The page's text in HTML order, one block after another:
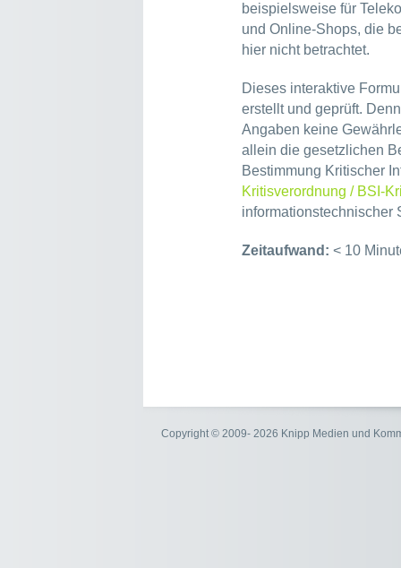
beispielsweise für
und Online-Shops, die
hier nicht betrachtet.
Dieses interaktive
erstellt und geprüft.
Angaben keine
allein die gesetzlichen
Bestimmung Kritischer
Kritisverordnung / BSI-
informationstechnischer
Zeitaufwand: < 10
Copyright © 2009- 2026 Knipp Medien und